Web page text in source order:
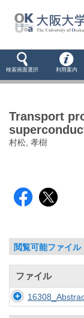
検索画面選択 利用案内
Transport
村松, 孝樹
閲覧可能ファイル
ファイル